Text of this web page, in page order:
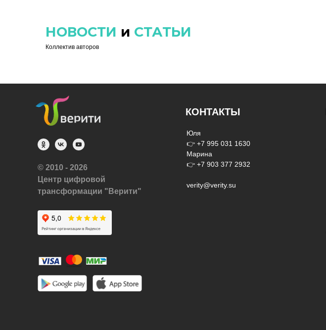
НОВОСТИ и СТАТЬИ
Коллектив авторов
КОНТАКТЫ
Юля
👉 +7 995 031 1630
Марина
👉 +7 903 377 2932
verity@verity.su
© 2010 - 2026
Центр цифровой
трансформации "Верити"